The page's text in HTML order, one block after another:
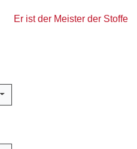
Er ist der Meister der Stoffe